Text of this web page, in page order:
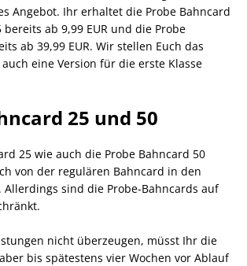
Angebot. Ihr erhaltet die Probe Bahncard
bereits ab 9,99 EUR und die Probe
ab 39,99 EUR. Wir stellen Euch das
eine Version für die erste Klasse
25 und 50
25 wie auch die Probe Bahncard 50
von der regulären Bahncard in den
Allerdings sind die Probe-Bahncards auf
nicht überzeugen, müsst Ihr die
bis spätestens vier Wochen vor Ablauf